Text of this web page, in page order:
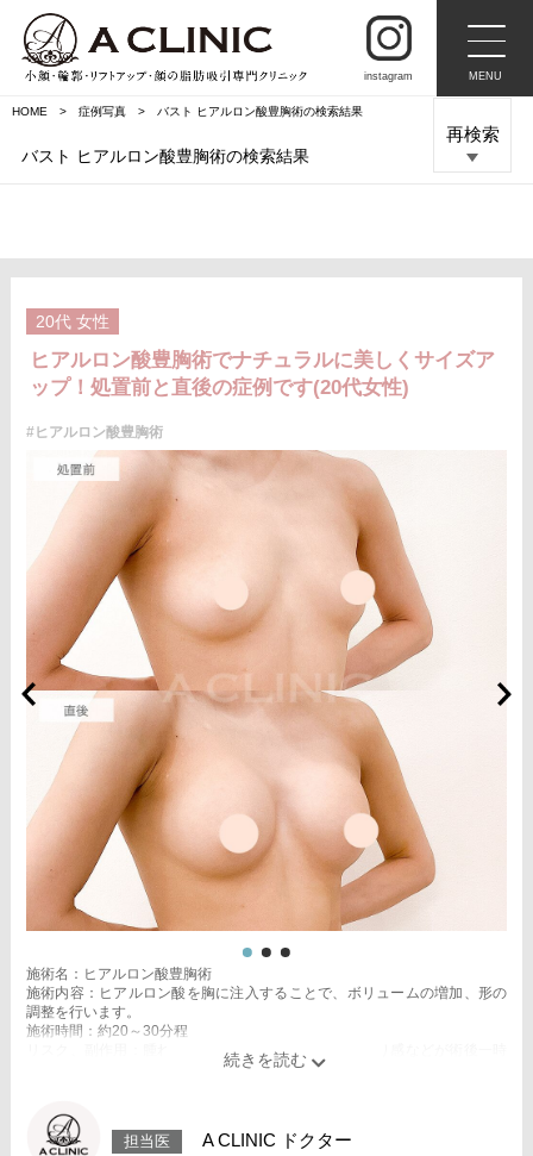
instagram MENU
HOME 症例写真 バスト ヒアルロン酸豊胸術の検索結果
バスト ヒアルロン酸豊胸術の検索結果
再検索
20代 女性
ヒアルロン酸豊胸術でナチュラルに美しくサイズア
ップ！処置前と直後の症例です(20代女性)
#ヒアルロン酸豊胸術
施術名：ヒアルロン酸豊胸術
施術内容：ヒアルロン酸を胸に注入することで、ボリュームの増加、形の
調整を行います。
施術時間：約20～30分程
リスク、副作用：腫れ、赤み、内出血、痛み、突っ張り感などが術後一時
的に生じることがございます。また、稀にアレルギー、細菌感染症、血管
費用：スタンダード 1cc 3,900円(税込)
アドバンス 1cc 5,500円(税込)
担当医 A CLINIC ドクター